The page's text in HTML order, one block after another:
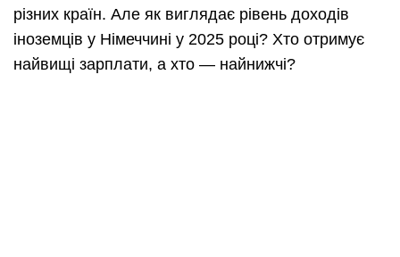
різних країн. Але як виглядає рівень доходів
іноземців у Німеччині у 2025 році? Хто отримує
найвищі зарплати, а хто — найнижчі?